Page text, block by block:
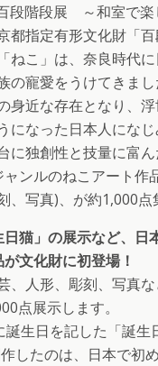
段階段展 ～和室で楽
都指定有形文化財「
ねこ」は、奈良時代に
の寵愛をうけてきま
身近な存在となり、
になった日本人にな
に独創性と技量に富
ンルのねこアート作
、写真)、が約1,000点
猫」の展示など、日
文化財に初登場！
、人形、彫刻、写真
点展示します。
生日を記した「誕生
したのは、日本で初